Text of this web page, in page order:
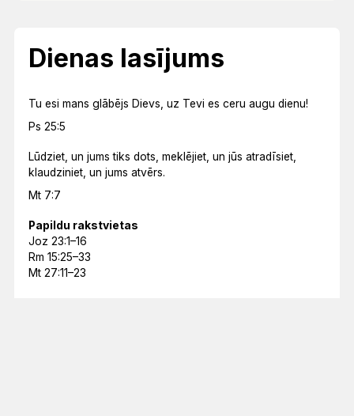
Dienas lasījums
Tu esi mans glābējs Dievs, uz Tevi es ceru augu dienu!
Ps 25:5
Lūdziet, un jums tiks dots, meklējiet, un jūs atradīsiet,
klaudziniet, un jums atvērs.
Mt 7:7
Papildu rakstvietas
Joz 23:1–16
Rm 15:25–33
Mt 27:11–23